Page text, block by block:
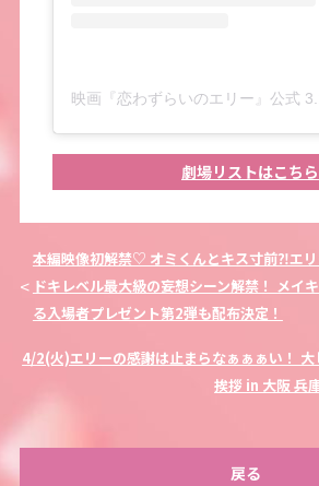
劇場リストはこちら
本編映像初解禁♡ オミくんとキス寸前⁈エ
ドキレベル最大級の妄想シーン解禁！ メイ
る入場者プレゼント第2弾も配布決定！
4/2(火)エリーの感謝は止まらなぁぁぁい！
挨拶 in 大阪 兵
戻る